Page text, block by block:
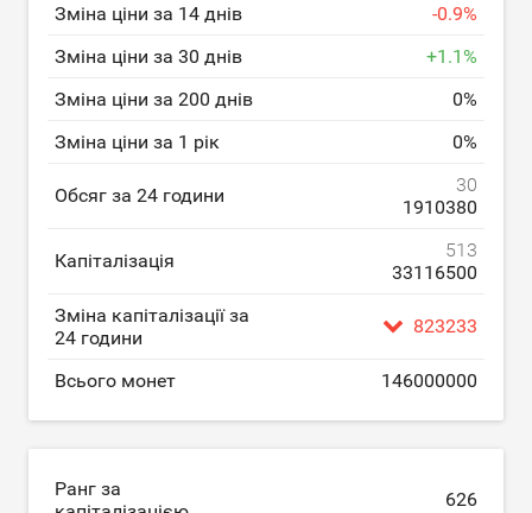
Зміна ціни за 14 днів
-0.9%
Зміна ціни за 30 днів
+1.1%
Зміна ціни за 200 днів
0%
Зміна ціни за 1 рік
0%
Обсяг за 24 години
30
1910380
Капіталізація
513
33116500
Зміна капіталізації за
24 години
823233
Всього монет 146000000
Ранг за
626